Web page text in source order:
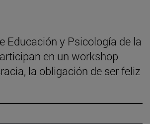
Educación y Psicología de la
en un workshop
la obligación de ser feliz